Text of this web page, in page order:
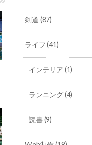
剣道(87)
ライフ(41)
インテリア (1)
ランニング(4)
読書(9)